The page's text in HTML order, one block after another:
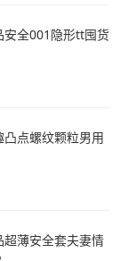
安全001隐形tt囤货
点螺纹颗粒男用
超薄安全套夫妻情